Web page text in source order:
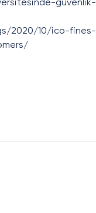
2020/10/ico-fines-